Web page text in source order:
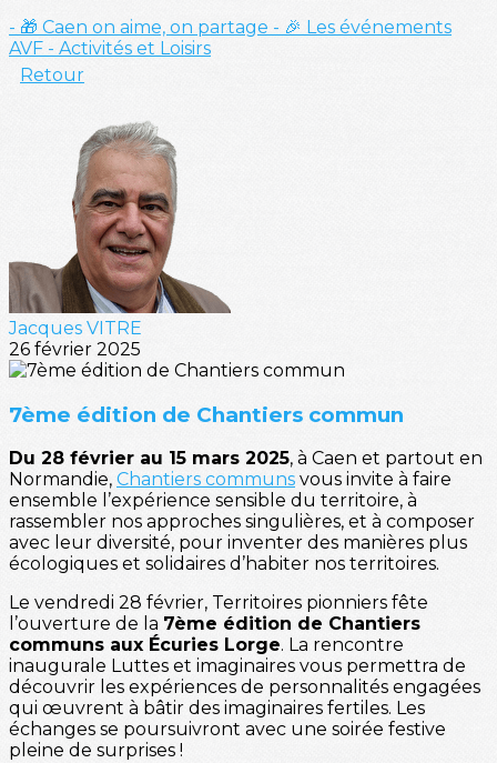
- 🎁 Caen on aime, on partage - 🎉 Les événements
AVF - Activités et Loisirs
Retour
Jacques VITRE
26 février 2025
7ème édition de Chantiers commun
Du 28 février au 15 mars 2025, à Caen et partout en
Normandie, Chantiers communs vous invite à faire
ensemble l’expérience sensible du territoire, à
rassembler nos approches singulières, et à composer
avec leur diversité, pour inventer des manières plus
écologiques et solidaires d’habiter nos territoires.
Le vendredi 28 février, Territoires pionniers fête
l’ouverture de la 7ème édition de Chantiers
communs aux Écuries Lorge. La rencontre
inaugurale Luttes et imaginaires vous permettra de
découvrir les expériences de personnalités engagées
qui œuvrent à bâtir des imaginaires fertiles. Les
échanges se poursuivront avec une soirée festive
pleine de surprises !